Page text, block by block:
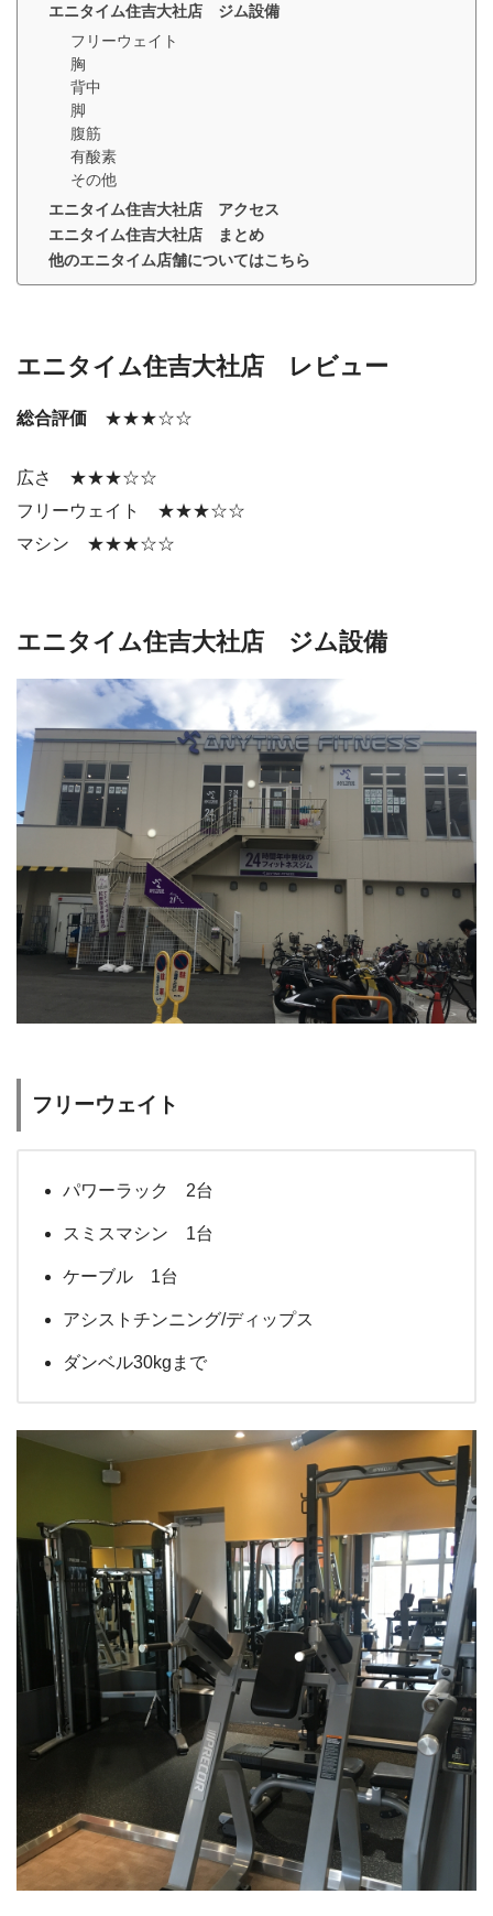
エニタイム住吉大社店 ジム設備
フリーウェイト
胸
背中
脚
腹筋
有酸素
その他
エニタイム住吉大社店 アクセス
エニタイム住吉大社店 まとめ
他のエニタイム店舗についてはこちら
エニタイム住吉大社店 レビュー
総合評価 ★★★☆☆
広さ ★★★☆☆
フリーウェイト ★★★☆☆
マシン ★★★☆☆
エニタイム住吉大社店 ジム設備
フリーウェイト
パワーラック 2台
スミスマシン 1台
ケーブル 1台
アシストチンニング/ディップス
ダンベル30kgまで